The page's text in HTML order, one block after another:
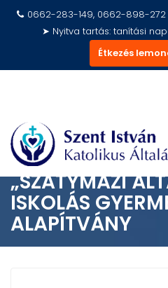
0662-283-149, 0662-898-272
➤ Nyitva tartás: tanítási
Étkezés
„SZATYMAZI
ISKOLÁS
ALAPÍTVÁNY